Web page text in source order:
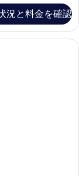
況と料金を確認
ルルーム | 低刺激性